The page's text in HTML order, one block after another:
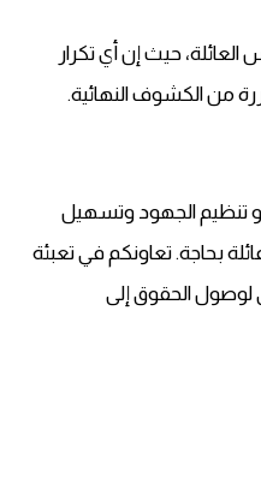
العائلة، حيث إن أي تكرار
من الكشوف النهائية.
تنظيم الجهود وتسهيل
بحاجة. تعاونكم في تعبئة
لوصول الحقوق إلى